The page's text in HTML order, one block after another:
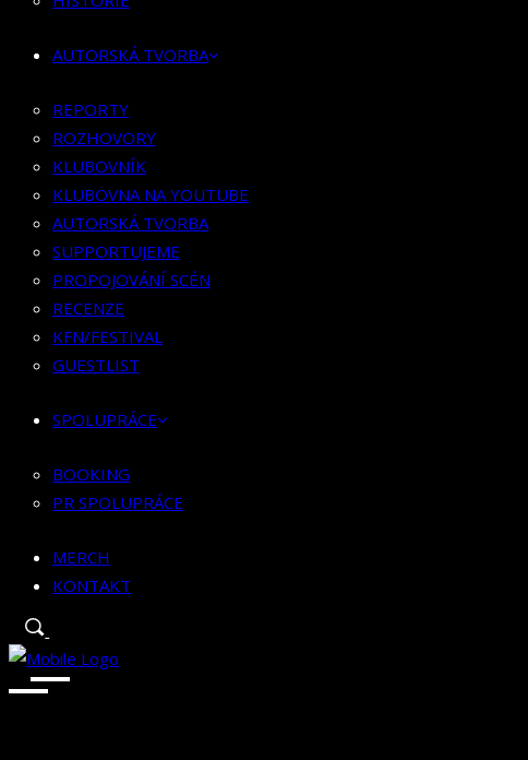
KLUBOVNA NA YOUTUBE
SUPPORTUJEME
PROPOJOVÁNÍ SCÉN
RECENZE
KFN/FESTIVAL
GUESTLIST
SPOLUPRÁCE
BOOKING
PR SPOLUPRÁCE
MERCH
AUTORSKÁ TVORBA
REPORTY
ROZHOVORY
KLUBOVNÍK
KLUBOVNA NA YOUTUBE
AUTORSKÁ TVORBA
SUPPORTUJEME
PROPOJOVÁNÍ SCÉN
RECENZE
KFN/FESTIVAL
GUESTLIST
SPOLUPRÁCE
BOOKING
PR SPOLUPRÁCE
MERCH
KONTAKT